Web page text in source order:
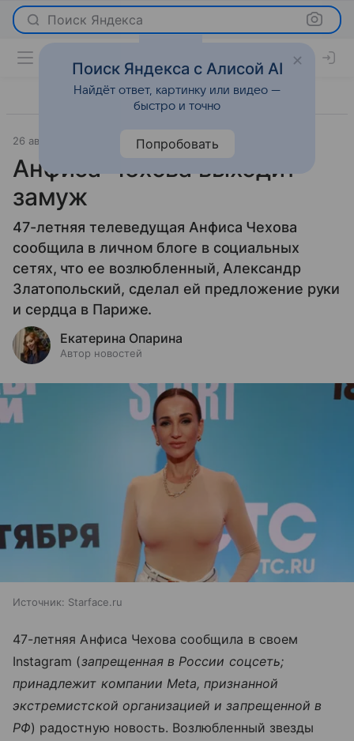
Поиск Яндекса
26 августа 2025 Светская жизнь
Анфиса Чехова выходит
замуж
47-летняя телеведущая Анфиса Чехова
сообщила в личном блоге в социальных
сетях, что ее возлюбленный, Александр
Златопольский, сделал ей предложение руки
и сердца в Париже.
Екатерина Опарина
Автор новостей
Источник: Starface.ru
47-летняя Анфиса Чехова сообщила в своем
Instagram (запрещенная в России соцсеть;
принадлежит компании Meta, признанной
экстремистской организацией и запрещенной в
РФ) радостную новость. Возлюбленный звезды
Поиск Яндекса с Алисой AI
Найдёт ответ, картинку или видео —
быстро и точно
Попробовать